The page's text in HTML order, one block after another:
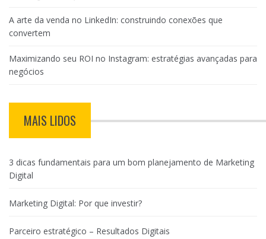
A arte da venda no LinkedIn: construindo conexões que
convertem
Maximizando seu ROI no Instagram: estratégias avançadas para
negócios
MAIS LIDOS
3 dicas fundamentais para um bom planejamento de Marketing
Digital
Marketing Digital: Por que investir?
Parceiro estratégico – Resultados Digitais